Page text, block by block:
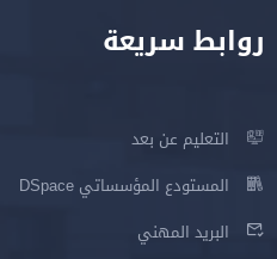
روابط سريعة
التعليم عن بعد
المستودع المؤسساتي DSpace
البريد المهني